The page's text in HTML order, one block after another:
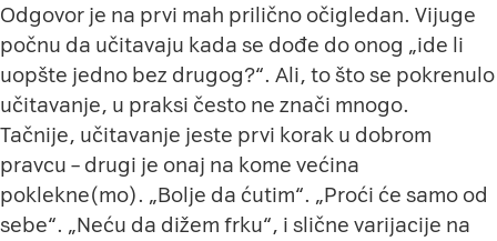
Odgovor je na prvi mah prilično očigledan. Vijuge
počnu da učitavaju kada se dođe do onog „ide li
uopšte jedno bez drugog?“. Ali, to što se pokrenulo
učitavanje, u praksi često ne znači mnogo.
Tačnije, učitavanje jeste prvi korak u dobrom
pravcu – drugi je onaj na kome većina
poklekne(mo). „Bolje da ćutim“. „Proći će samo od
sebe“. „Neću da dižem frku“, i slične varijacije na